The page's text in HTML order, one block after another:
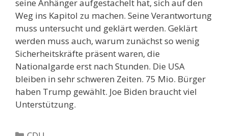
seine Anhänger aufgestachelt hat, sich auf den
Weg ins Kapitol zu machen. Seine Verantwortung
muss untersucht und geklärt werden. Geklärt
werden muss auch, warum zunächst so wenig
Sicherheitskräfte präsent waren, die
Nationalgarde erst nach Stunden. Die USA
bleiben in sehr schweren Zeiten. 75 Mio. Bürger
haben Trump gewählt. Joe Biden braucht viel
Unterstützung.
Kategorien